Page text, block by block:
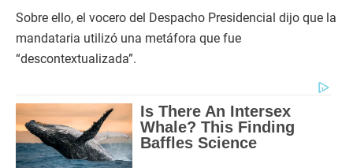
Sobre ello, el vocero del Despacho Presidencial dijo que la
mandataria utilizó una metáfora que fue
“descontextualizada”.